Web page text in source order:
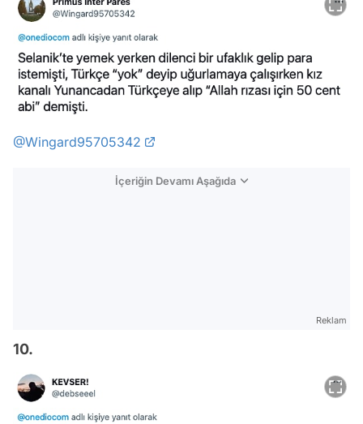
@Wingard95705342
İçeriğin Devamı Aşağıda
Reklam
10.